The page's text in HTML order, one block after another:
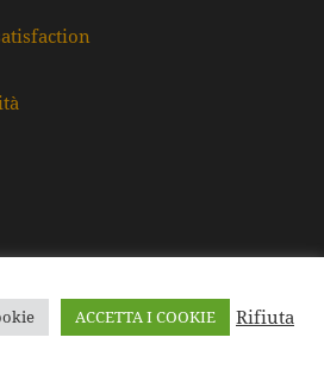
ACCETTA I COOKIE Rifiuta